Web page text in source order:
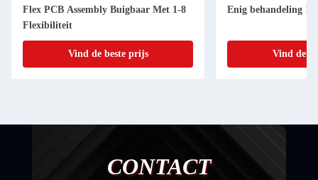
Flex PCB Assembly Buigbaar Met 1-8
Flexibiliteit
Vind de beste prijs
Enig behandeling 1-
Vind de
CONTACT